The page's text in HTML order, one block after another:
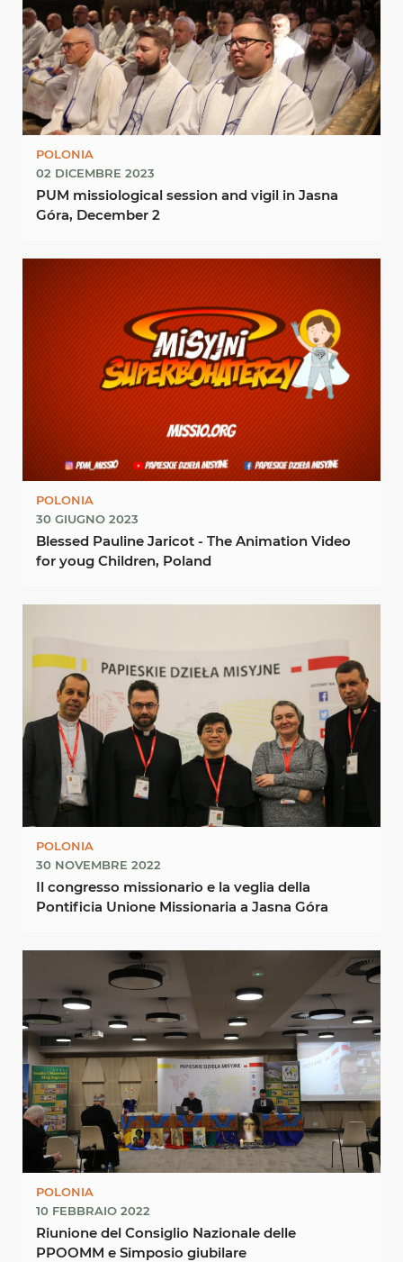
POLONIA
02 DICEMBRE 2023
PUM missiological session and vigil in Jasna
Góra, December 2
POLONIA
30 GIUGNO 2023
Blessed Pauline Jaricot - The Animation Video
for youg Children, Poland
POLONIA
30 NOVEMBRE 2022
Il congresso missionario e la veglia della
Pontificia Unione Missionaria a Jasna Góra
POLONIA
10 FEBBRAIO 2022
Riunione del Consiglio Nazionale delle
PPOOMM e Simposio giubilare